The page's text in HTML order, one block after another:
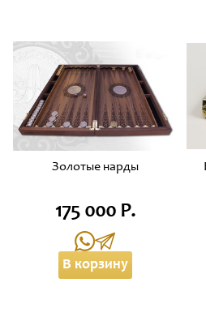
Золотые нарды
175 000 Р.
В корзину